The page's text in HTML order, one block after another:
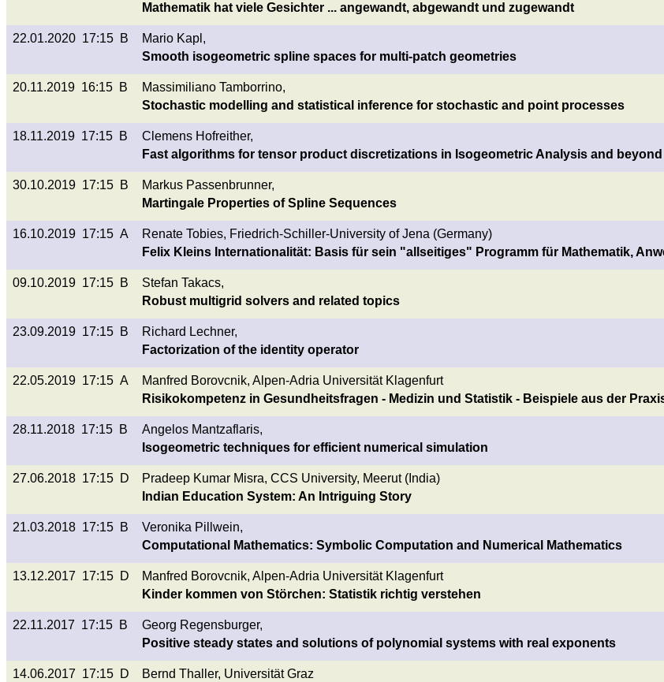
Mathematik hat viele Gesichter ... angewandt, abgewandt und zugewandt
22.01.2020 17:15 B
Mario Kapl,
Smooth isogeometric spline spaces for multi-patch geometries
20.11.2019 16:15 B
Massimiliano Tamborrino,
Stochastic modelling and statistical inference for stochastic and point processes
18.11.2019 17:15 B
Clemens Hofreither,
Fast algorithms for tensor product discretizations in Isogeometric Analysis and beyond
30.10.2019 17:15 B
Markus Passenbrunner,
Martingale Properties of Spline Sequences
16.10.2019 17:15 A
Renate Tobies, Friedrich-Schiller-University of Jena (Germany)
Felix Kleins Internationalität: Basis für sein "allseitiges" Programm für Mathematik,
09.10.2019 17:15 B
Stefan Takacs,
Robust multigrid solvers and related topics
23.09.2019 17:15 B
Richard Lechner,
Factorization of the identity operator
22.05.2019 17:15 A
Manfred Borovcnik, Alpen-Adria Universität Klagenfurt
Risikokompetenz in Gesundheitsfragen - Medizin und Statistik - Beispiele aus der
28.11.2018 17:15 B
Angelos Mantzaflaris,
Isogeometric techniques for efficient numerical simulation
27.06.2018 17:15 D
Pradeep Kumar Misra, CCS University, Meerut (India)
Indian Education System: An Intriguing Story
21.03.2018 17:15 B
Veronika Pillwein,
Computational Mathematics: Symbolic Computation and Numerical Mathematics
13.12.2017 17:15 D
Manfred Borovcnik, Alpen-Adria Universität Klagenfurt
Kinder kommen von Störchen: Statistik richtig verstehen
22.11.2017 17:15 B
Georg Regensburger,
Positive steady states and solutions of polynomial systems with real exponents
14.06.2017 17:15 D
Bernd Thaller, Universität Graz